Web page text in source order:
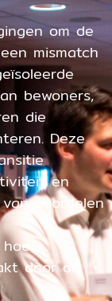
om de
mismatch
bewoners,
die
Deze
en
voordelen
door de